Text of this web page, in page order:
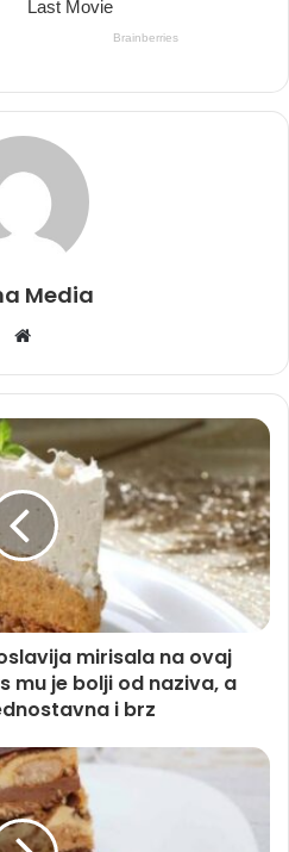
Media
Website
mirisala na ovaj
mu je bolji od naziva, a
i brz